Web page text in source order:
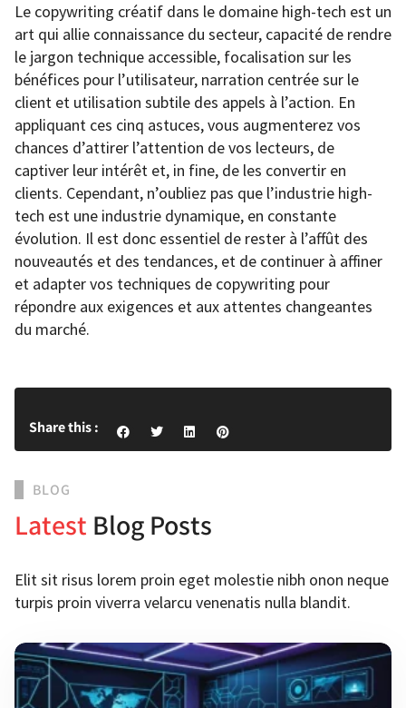
Le copywriting créatif dans le domaine high-tech est un
art qui allie connaissance du secteur, capacité de rendre
le jargon technique accessible, focalisation sur les
bénéfices pour l’utilisateur, narration centrée sur le
client et utilisation subtile des appels à l’action. En
appliquant ces cinq astuces, vous augmenterez vos
chances d’attirer l’attention de vos lecteurs, de
captiver leur intérêt et, in fine, de les convertir en
clients. Cependant, n’oubliez pas que l’industrie high-
tech est une industrie dynamique, en constante
évolution. Il est donc essentiel de rester à l’affût des
nouveautés et des tendances, et de continuer à affiner
et adapter vos techniques de copywriting pour
répondre aux exigences et aux attentes changeantes
du marché.
Share this :
BLOG
Latest Blog Posts
Elit sit risus lorem proin eget molestie nibh onon neque
turpis proin viverra velarcu venenatis nulla blandit.